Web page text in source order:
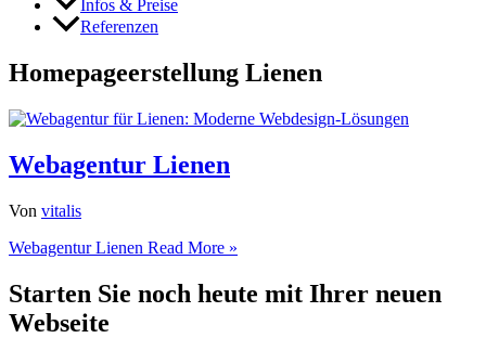
Infos & Preise
Referenzen
Homepageerstellung Lienen
Webagentur Lienen
Von vitalis
Webagentur Lienen Read More »
Starten Sie noch heute mit Ihrer neuen
Webseite